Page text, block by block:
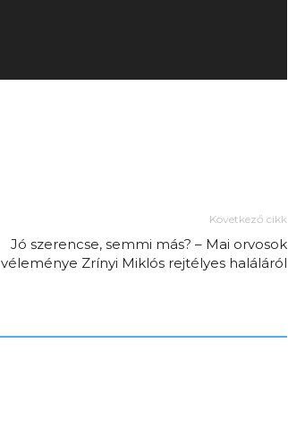
Következő cikk
Jó szerencse, semmi más? – Mai orvosok
véleménye Zrínyi Miklós rejtélyes haláláról